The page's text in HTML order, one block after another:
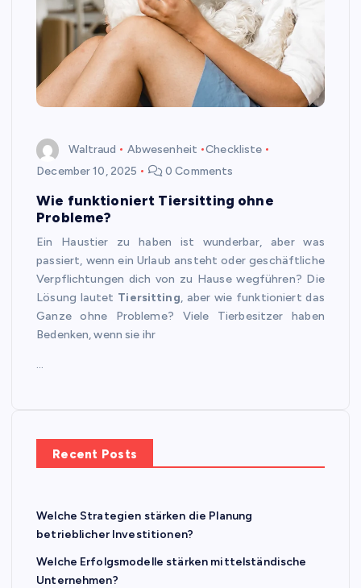
Waltraud Abwesenheit
Checkliste
December 10, 2025
0 Comments
Wie funktioniert Tiersitting ohne
Probleme?
Ein Haustier zu haben ist wunderbar, aber was
passiert, wenn ein Urlaub ansteht oder geschäftliche
Verpflichtungen dich von zu Hause wegführen? Die
Lösung lautet Tiersitting, aber wie funktioniert das
Ganze ohne Probleme? Viele Tierbesitzer haben
Bedenken, wenn sie ihr
…
Recent Posts
Welche Strategien stärken die Planung
betrieblicher Investitionen?
Welche Erfolgsmodelle stärken mittelständische
Unternehmen?